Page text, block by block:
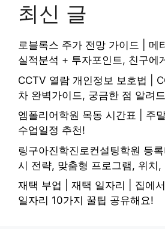
최신 글
로블록스 주가 전망 가이드 | 메
실적분석 + 투자포인트, 친구에
CCTV 열람 개인정보 보호법 |
차 완벽가이드, 궁금한 점 알려
엠폴리어학원 목동 시간표 | 주
수업일정 추천!
링구아진학진로컨설팅학원 등
시 전략, 맞춤형 프로그램, 위치,
재택 부업 | 재택 일자리 | 집에
일자리 10가지 꿀팁 공유해요!